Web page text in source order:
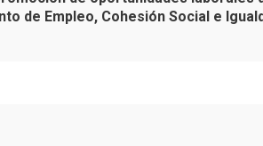
de Empleo, Cohesión Social e